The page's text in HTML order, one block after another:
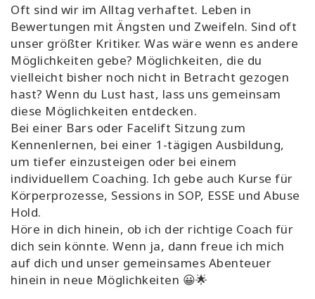
Oft sind wir im Alltag verhaftet. Leben in
Bewertungen mit Ängsten und Zweifeln. Sind oft
unser größter Kritiker. Was wäre wenn es andere
Möglichkeiten gebe? Möglichkeiten, die du
vielleicht bisher noch nicht in Betracht gezogen
hast? Wenn du Lust hast, lass uns gemeinsam
diese Möglichkeiten entdecken.
Bei einer Bars oder Facelift Sitzung zum
Kennenlernen, bei einer 1-tägigen Ausbildung,
um tiefer einzusteigen oder bei einem
individuellem Coaching. Ich gebe auch Kurse für
Körperprozesse, Sessions in SOP, ESSE und Abuse
Hold.
Höre in dich hinein, ob ich der richtige Coach für
dich sein könnte. Wenn ja, dann freue ich mich
auf dich und unser gemeinsames Abenteuer
hinein in neue Möglichkeiten 😀🌟